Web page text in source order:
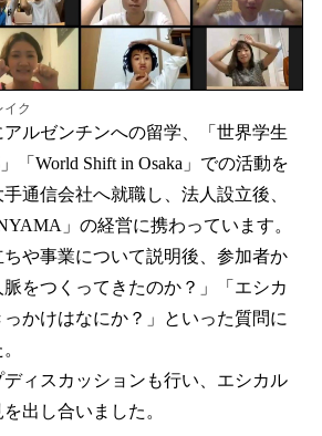
ク
ルゼンチンへの留学、「世界学生
「World Shift in Osaka」での活動を
通信会社へ就職し、法人設立後、
」の経営に携わっています。
や事業について説明後、参加者か
をつくってきたのか？」「エシカ
かけはなにか？」といった質問に
ィスカッションも行い、エシカル
出し合いました。